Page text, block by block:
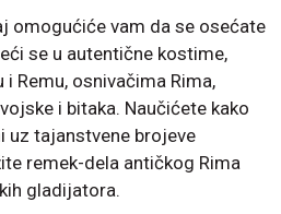
omogućiće vam da se osećate
se u autentične kostime,
Remu, osnivačima Rima,
i bitaka. Naučićete kako
uz tajanstvene brojeve
remek-dela antičkog Rima
gladijatora.